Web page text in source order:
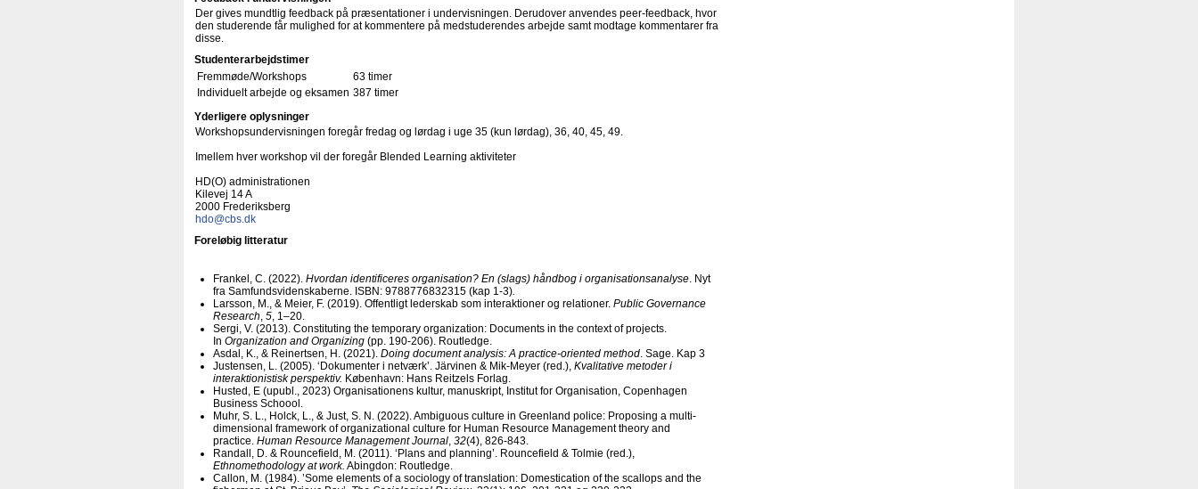
Der gives mundtlig feedback på præsentationer i undervisningen. Derudover anvendes peer-feedback, hvor
den studerende får mulighed for at kommentere på medstuderendes arbejde samt modtage kommentarer fra
disse.
Studenterarbejdstimer
Fremmøde/Workshops
63 timer
Individuelt arbejde og eksamen 387 timer
Yderligere oplysninger
Workshopsundervisningen foregår fredag og lørdag i uge 35 (kun lørdag), 36, 40, 45, 49.
Imellem hver workshop vil der foregår Blended Learning aktiviteter
HD(O) administrationen
Kilevej 14 A
2000 Frederiksberg
hdo@cbs.dk
Foreløbig litteratur
Frankel, C. (2022). Hvordan identificeres organisation? En (slags) håndbog i organisationsanalyse. Nyt
fra Samfundsvidenskaberne. ISBN: 9788776832315 (kap 1-3).
Larsson, M., & Meier, F. (2019). Offentligt lederskab som interaktioner og relationer. Public Governance
Research, 5, 1–20.
Sergi, V. (2013). Constituting the temporary organization: Documents in the context of projects.
In Organization and Organizing (pp. 190-206). Routledge.
Asdal, K., & Reinertsen, H. (2021). Doing document analysis: A practice-oriented method. Sage. Kap 3
Justensen, L. (2005). ‘Dokumenter i netværk’. Järvinen & Mik-Meyer (red.), Kvalitative metoder i
interaktionistisk perspektiv. København: Hans Reitzels Forlag.
Husted, E (upubl., 2023) Organisationens kultur, manuskript, Institut for Organisation, Copenhagen
Business Schoool.
Muhr, S. L., Holck, L., & Just, S. N. (2022). Ambiguous culture in Greenland police: Proposing a multi‐
dimensional framework of organizational culture for Human Resource Management theory and
practice. Human Resource Management Journal, 32(4), 826-843.
Randall, D. & Rouncefield, M. (2011). ‘Plans and planning’. Rouncefield & Tolmie (red.),
Ethnomethodology at work. Abingdon: Routledge.
Callon, M. (1984). ’Some elements of a sociology of translation: Domestication of the scallops and the